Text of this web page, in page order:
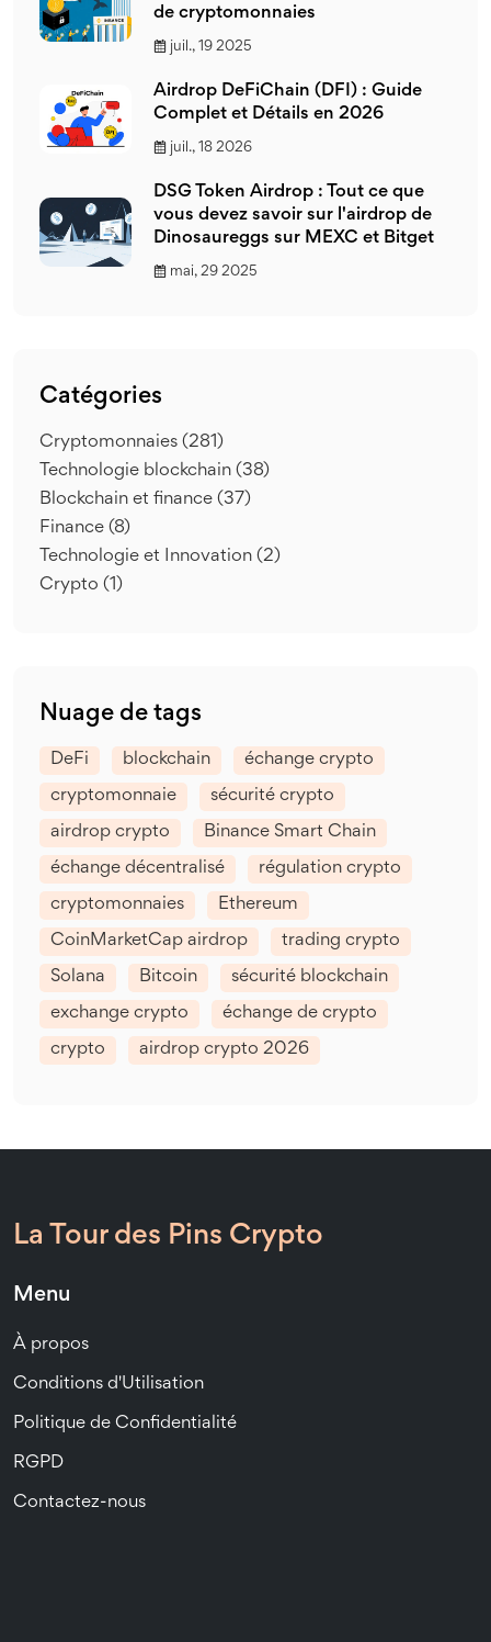
de cryptomonnaies
juil., 19 2025
Airdrop DeFiChain (DFI) : Guide
Complet et Détails en 2026
juil., 18 2026
DSG Token Airdrop : Tout ce que
vous devez savoir sur l'airdrop de
Dinosaureggs sur MEXC et Bitget
mai, 29 2025
Catégories
Cryptomonnaies (281)
Technologie blockchain (38)
Blockchain et finance (37)
Finance (8)
Technologie et Innovation (2)
Crypto (1)
Nuage de tags
DeFi blockchain échange crypto
cryptomonnaie sécurité crypto
airdrop crypto Binance Smart Chain
échange décentralisé régulation crypto
cryptomonnaies Ethereum
CoinMarketCap airdrop trading crypto
Solana Bitcoin sécurité blockchain
exchange crypto échange de crypto
crypto airdrop crypto 2026
La Tour des Pins Crypto
Menu
À propos
Conditions d'Utilisation
Politique de Confidentialité
RGPD
Contactez-nous